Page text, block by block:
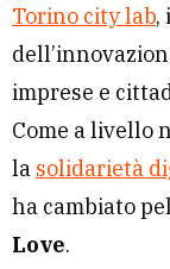
Torino city lab,
imprese e
Come a livello
la solidarietà
ha cambiato
Love.